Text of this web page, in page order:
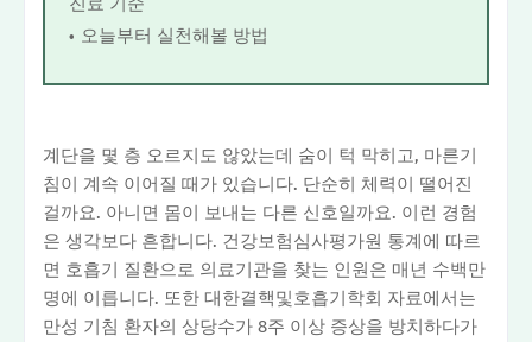
오늘부터 실천해볼 방법
계단을 몇 층 오르지도 않았는데 숨이 턱 막히고, 마른기
침이 계속 이어질 때가 있습니다. 단순히 체력이 떨어진
걸까요. 아니면 몸이 보내는 다른 신호일까요. 이런 경험
은 생각보다 흔합니다. 건강보험심사평가원 통계에 따르
면 호흡기 질환으로 의료기관을 찾는 인원은 매년 수백만
명에 이릅니다. 또한 대한결핵및호흡기학회 자료에서는
만성 기침 환자의 상당수가 8주 이상 증상을 방치하다가